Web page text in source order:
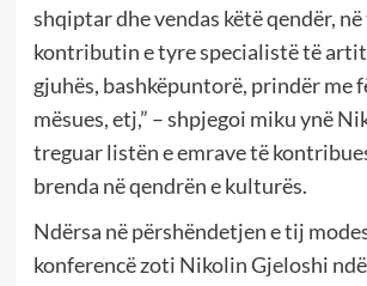
shqiptar dhe vendas këtë qendër,
kontributin e tyre specialistë të
gjuhës, bashkëpuntorë, prindër me
mësues, etj,” – shpjegoi miku ynë
treguar listën e emrave të
brenda në qendrën e kulturës.
Ndërsa në përshëndetjen e tij
konferencë zoti Nikolin Gjeloshi